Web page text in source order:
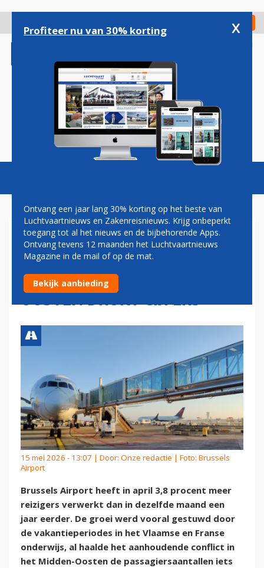
gaan
Check in
Magazine Podcasts Vacatures
MEER PASSAGIERS VOOR
BRUSSELS AIRPORT IN APRIL,
MAAR ONRUST MIDDEN-
OOSTEN DRUKT CIJFERS
15 mei 2026 - 13:07 | Door: Onze redactie | Foto: Brussels
Airport
Brussels Airport heeft in april 3,8 procent meer
reizigers verwerkt dan in dezelfde maand een
jaar eerder. De groei werd vooral gestuwd door
de vakantieperiodes in het Vlaamse en Franse
onderwijs, al haalde het aanhoudende conflict in
het Midden-Oosten de passagiersaantallen iets
Profiteer nu van 30% korting x
Ontvang een jaar lang 30% korting op het beste van
Luchtvaartnieuws en Zakenreisnieuws. Krijg onbeperkt
toegang tot al het nieuws en de bijbehorende Apps.
Ontvang tevens 12 maanden het Luchtvaartnieuws
Magazine in de mail of op de mat.
Bekijk aanbieding